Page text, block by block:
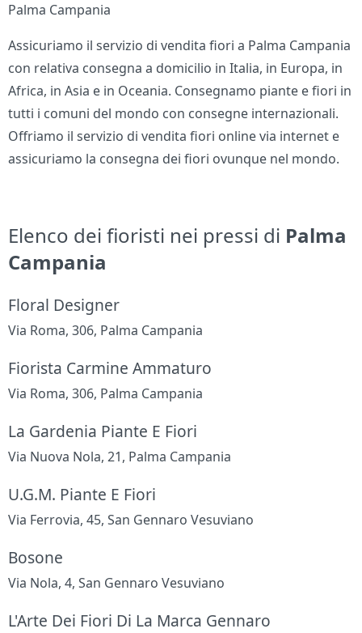
Palma Campania
Assicuriamo il servizio di vendita fiori a Palma Campania
con relativa consegna a domicilio in Italia, in Europa, in
Africa, in Asia e in Oceania. Consegnamo piante e fiori in
tutti i comuni del mondo con consegne internazionali.
Offriamo il servizio di vendita fiori online via internet e
assicuriamo la consegna dei fiori ovunque nel mondo.
Elenco dei fioristi nei pressi di Palma
Campania
Floral Designer
Via Roma, 306, Palma Campania
Fiorista Carmine Ammaturo
Via Roma, 306, Palma Campania
La Gardenia Piante E Fiori
Via Nuova Nola, 21, Palma Campania
U.G.M. Piante E Fiori
Via Ferrovia, 45, San Gennaro Vesuviano
Bosone
Via Nola, 4, San Gennaro Vesuviano
L'Arte Dei Fiori Di La Marca Gennaro